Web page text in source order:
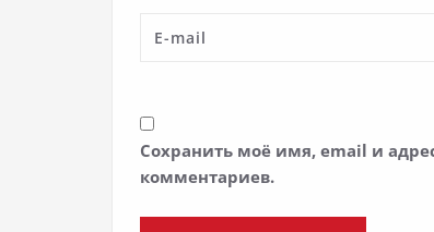
Сохранить моё имя, email и
комментариев.